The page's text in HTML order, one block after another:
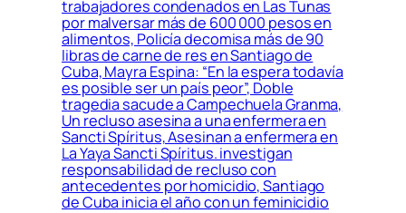
trabajadores condenados en Las Tunas
por malversar más de 600 000 pesos en
alimentos, Policía decomisa más de 90
libras de carne de res en Santiago de
Cuba, Mayra Espina: “En la espera todavía
es posible ser un país peor”, Doble
tragedia sacude a Campechuela Granma,
Un recluso asesina a una enfermera en
Sancti Spíritus, Asesinan a enfermera en
La Yaya Sancti Spíritus. investigan
responsabilidad de recluso con
antecedentes por homicidio, Santiago
de Cuba inicia el año con un feminicidio